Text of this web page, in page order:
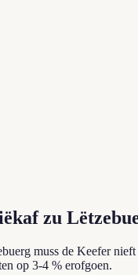
zu
muss de Keefer
op 3-4 % erofgoen.